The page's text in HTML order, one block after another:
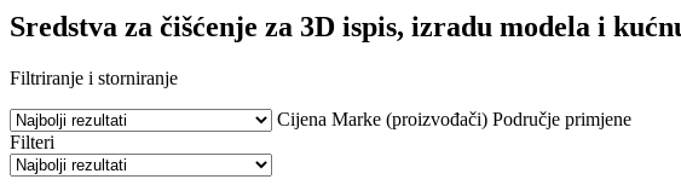
Sredstva za čišćenje za 3D ispis, izradu modela i
Filtriranje i storniranje
Cijena Marke (proizvođači) Područje primjene
Filteri